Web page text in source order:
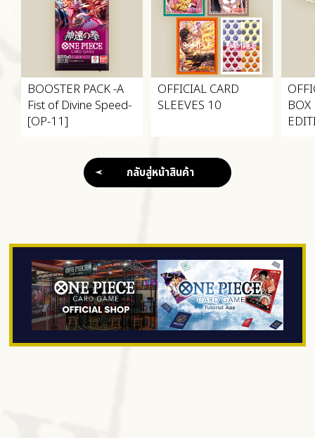
BOOSTER PACK-A
Fist of Divine Speed-
[OP-11]
OFFICIAL CARD
SLEEVES 10
BOX
กลับสู่หน้าสินค้า